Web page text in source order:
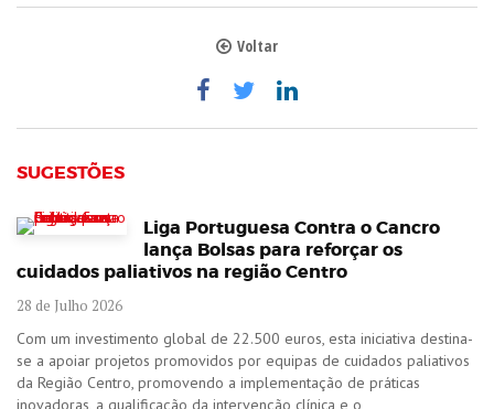
Voltar
SUGESTÕES
Liga Portuguesa Contra o Cancro
lança Bolsas para reforçar os
cuidados paliativos na região Centro
28 de Julho 2026
Com um investimento global de 22.500 euros, esta iniciativa destina-
se a apoiar projetos promovidos por equipas de cuidados paliativos
da Região Centro, promovendo a implementação de práticas
inovadoras, a qualificação da intervenção clínica e o